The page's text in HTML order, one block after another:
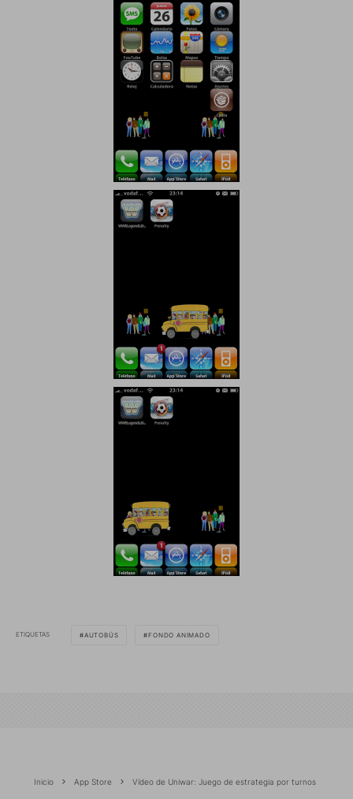
ETIQUETAS AUTOBÚS FONDO ANIMADO
Inicio App Store Vídeo de Uniwar: Juego de estrategia por turnos